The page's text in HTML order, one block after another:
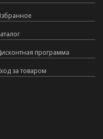
программа
за товаром